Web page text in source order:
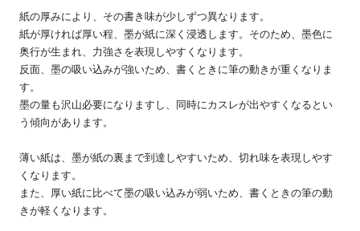
紙の厚みにより、その書き味が少しずつ異なります。
紙が厚ければ厚い程、墨が紙に深く浸透します。そのため、墨色に
奥行が生まれ、力強さを表現しやすくなります。
反面、墨の吸い込みが強いため、書くときに筆の動きが重くなりま
す。
墨の量も沢山必要になりますし、同時にカスレが出やすくなるとい
う傾向があります。
薄い紙は、墨が紙の裏まで到達しやすいため、切れ味を表現しやす
くなります。
また、厚い紙に比べて墨の吸い込みが弱いため、書くときの筆の動
きが軽くなります。